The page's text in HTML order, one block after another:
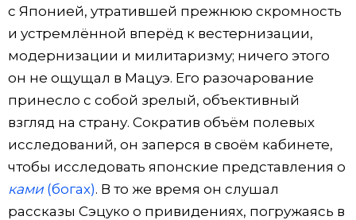
с Японией, утратившей прежнюю скромность
и устремлённой вперёд к вестернизации,
модернизации и милитаризму; ничего этого
он не ощущал в Мацуэ. Его разочарование
принесло с собой зрелый, объективный
взгляд на страну. Сократив объём полевых
исследований, он заперся в своём кабинете,
чтобы исследовать японские представления о
ками(богах). В то же время он слушал
рассказы Сэцуко о привидениях, погружаясь в